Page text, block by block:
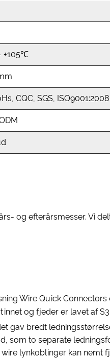
CQC, SGS, ISO9001:2008
og efterårsmesser. Vi
Wire Quick Connectors
og fjeder er lavet af
gav bredt
som to separate
lynkoblinger kan nemt